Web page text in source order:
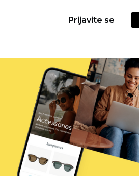
Prijavite se